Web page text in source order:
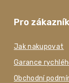
Pro
Jak nakupovat
Garance
Obchodní